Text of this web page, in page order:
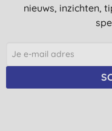
much on that, I think skin
maybe more aloe vera
nieuws, inzichten,